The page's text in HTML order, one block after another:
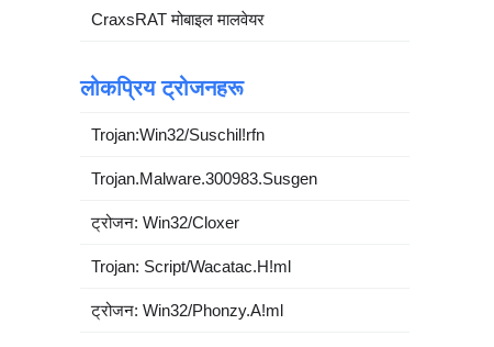
CraxsRAT मोबाइल मालवेयर
लोकप्रिय ट्रोजनहरू
Trojan:Win32/Suschil!rfn
Trojan.Malware.300983.Susgen
ट्रोजन: Win32/Cloxer
Trojan: Script/Wacatac.H!ml
ट्रोजन: Win32/Phonzy.A!ml